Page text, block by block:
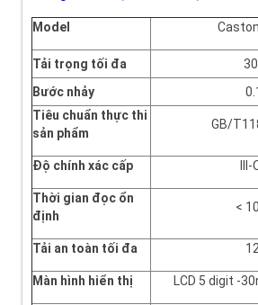
Model
Tải trọng tối đa
Bước nhảy
Tiêu chuẩn thực thi
sản phẩm
GB/
Độ chính xác cấp
Thời gian đọc ổn
định
<
Tải an toàn tối đa
Màn hình hiển thị LCD 5 digit -